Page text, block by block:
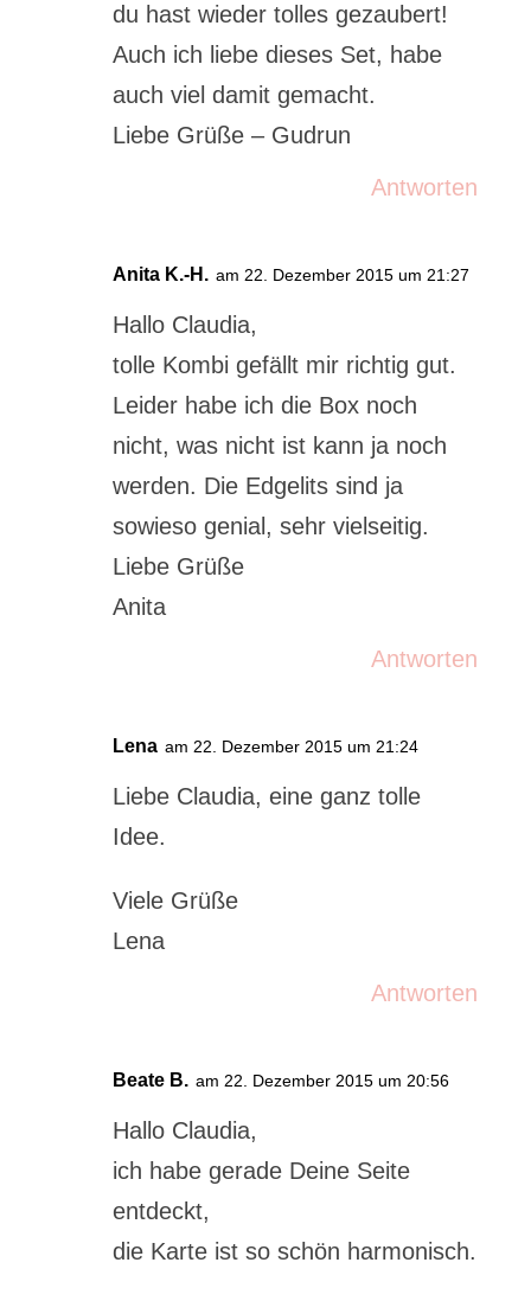
du hast wieder tolles gezaubert!
Auch ich liebe dieses Set, habe
auch viel damit gemacht.
Liebe Grüße – Gudrun
Antworten
Anita K.-H. am 22. Dezember 2015 um 21:27
Hallo Claudia,
tolle Kombi gefällt mir richtig gut.
Leider habe ich die Box noch
nicht, was nicht ist kann ja noch
werden. Die Edgelits sind ja
sowieso genial, sehr vielseitig.
Liebe Grüße
Anita
Antworten
Lena am 22. Dezember 2015 um 21:24
Liebe Claudia, eine ganz tolle
Idee.
Viele Grüße
Lena
Antworten
Beate B. am 22. Dezember 2015 um 20:56
Hallo Claudia,
ich habe gerade Deine Seite
entdeckt,
die Karte ist so schön harmonisch.